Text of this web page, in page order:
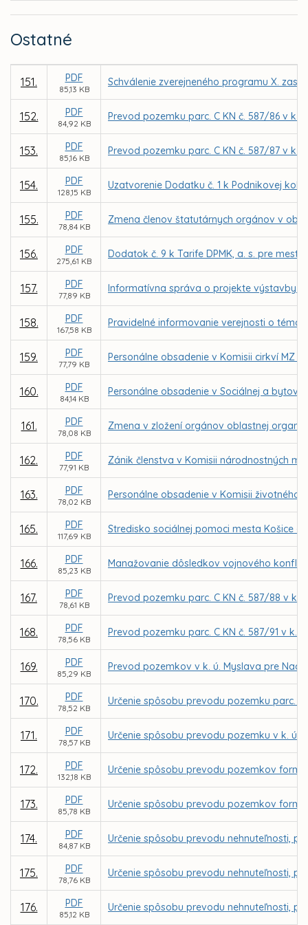
Ostatné
151. PDF
85,13 KB
Schválenie zverejneného programu X.
152. PDF
84,92 KB
Prevod pozemku parc. C KN č. 587/86 v
153. PDF
85,16 KB
Prevod pozemku parc. C KN č. 587/87 v
154. PDF
128,15 KB
Uzatvorenie Dodatku č. 1 k Podnikovej
155. PDF
78,84 KB
Zmena členov štatutárnych orgánov v
156. PDF
275,61 KB
Dodatok č. 9 k Tarife DPMK, a. s. pre
157. PDF
77,89 KB
Informatívna správa o projekte výstavby
158. PDF
167,58 KB
Pravidelné informovanie verejnosti o
159. PDF
77,79 KB
Personálne obsadenie v Komisii cirkví MZ v
160. PDF
84,14 KB
Personálne obsadenie v Sociálnej a
161. PDF
78,08 KB
Zmena v zložení orgánov oblastnej
162. PDF
77,91 KB
Zánik členstva v Komisii národnostných
163. PDF
78,02 KB
Personálne obsadenie v Komisii
165. PDF
117,69 KB
Stredisko sociálnej pomoci mesta Košice
166. PDF
85,23 KB
Manažovanie dôsledkov vojnového
167. PDF
78,61 KB
Prevod pozemku parc. C KN č. 587/88 v
168. PDF
78,56 KB
Prevod pozemku parc. C KN č. 587/91 v k.
169. PDF
85,29 KB
Prevod pozemkov v k. ú. Myslava pre
170. PDF
78,52 KB
Určenie spôsobu prevodu pozemku parc.
171. PDF
78,57 KB
Určenie spôsobu prevodu pozemku v k. ú.
172. PDF
132,18 KB
Určenie spôsobu prevodu pozemkov
173. PDF
85,78 KB
Určenie spôsobu prevodu pozemkov
174. PDF
84,87 KB
Určenie spôsobu prevodu nehnuteľnosti,
175. PDF
78,76 KB
Určenie spôsobu prevodu nehnuteľnosti,
176. PDF
85,12 KB
Určenie spôsobu prevodu nehnuteľnosti,